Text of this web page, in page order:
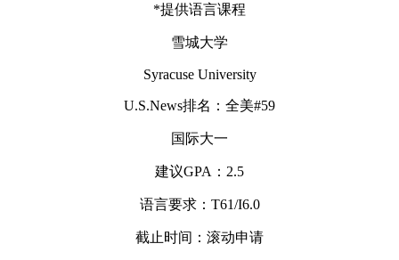
*提供语言课程
雪城大学
Syracuse University
U.S.News排名：全美#59
国际大一
建议GPA：2.5
语言要求：T61/I6.0
截止时间：滚动申请